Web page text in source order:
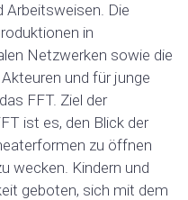
Arbeitsweisen. Die
in
Netzwerken sowie die
und für junge
FFT. Ziel der
ist es, den Blick der
zu öffnen
wecken. Kindern und
geboten, sich mit dem